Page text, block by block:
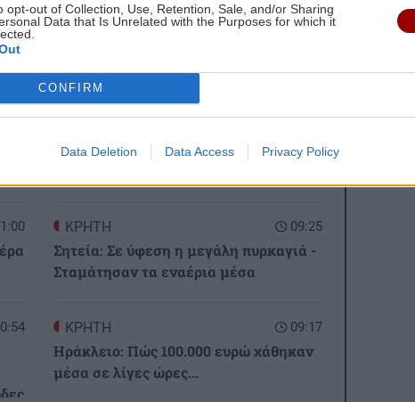
opt-out of Collection, Use, Retention, Sale, and/or Sharing
Data that Is Unrelated with the Purposes for which it
CONFIRM
Data Deletion Data Access Privacy Policy
ΚΟΣΜΟΣ
Ρωσία: «Μοιάζει με μια από τις δέκα
09:25
ΚΡΗΤΗ
Σητεία: Σε ύφεση η μεγάλη πυρκαγιά -
Σταμάτησαν τα εναέρια μέσα
09:17
ΚΡΗΤΗ
Ηράκλειο: Πώς 100.000 ευρώ χάθηκαν
μέσα σε λίγες ώρες...